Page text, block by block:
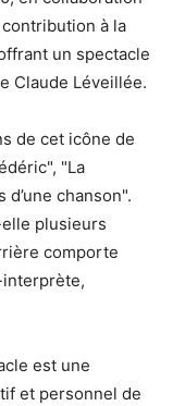
à la
un spectacle
Claude Léveillée.
de cet icône de
"La
chanson".
plusieurs
comporte
est une
et personnel de